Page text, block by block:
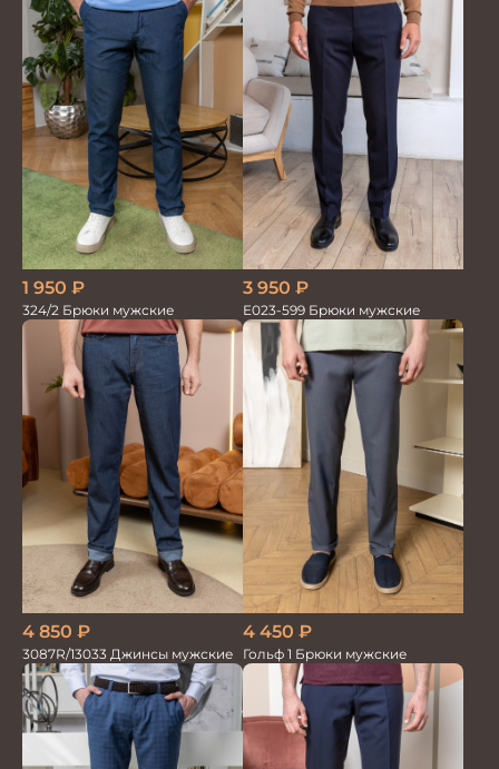
1 950 ₽
324/2 Брюки мужские
3 950 ₽
Е023-599 Брюки мужские
4 850 ₽
3087R/13033 Джинсы мужские
4 450 ₽
Гольф 1 Брюки мужские